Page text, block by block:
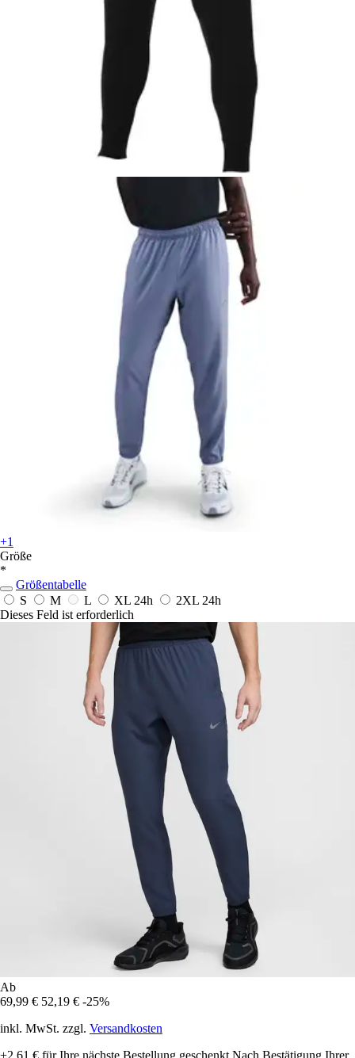
+1
Größe
*
Größentabelle
S
M L XL 24h 2XL 24h
Dieses Feld ist erforderlich
Ab
69,99 € 52,19 € -25%
inkl. MwSt. zzgl. Versandkosten
+2,61 € für Ihre nächste Bestellung geschenkt Nach Bestätigung Ihrer